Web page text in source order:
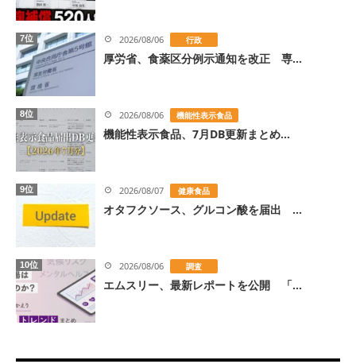
7位 2026/08/06 行政
厚労省、食薬区分例示通知を改正 専...
8位 2026/08/06 機能性表示食品
機能性表示食品、7月DB更新まとめ...
9位 2026/08/07 健康食品
オタフクソース、グルコン酸を届出 ...
10位 2026/08/06 調査
エムスリー、最新レポートを公開 「...